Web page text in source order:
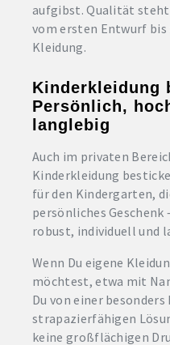
aufgibst. Qualität
vom ersten Entwurf
Kleidung.
Kinderkleidung
Persönlich,
langlebig
Auch im privaten
Kinderkleidung
für den Kindergarten,
persönliches
robust, individuell und
Wenn Du eigene
möchtest, etwa mit
Du von einer
strapazierfähigen
keine großflächigen